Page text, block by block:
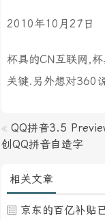
2010年10月27日
杯具的CN互联网,
关键.另外想对360
« QQ拼音3.5
创QQ拼音自造字
相关文章
京东的百亿补贴